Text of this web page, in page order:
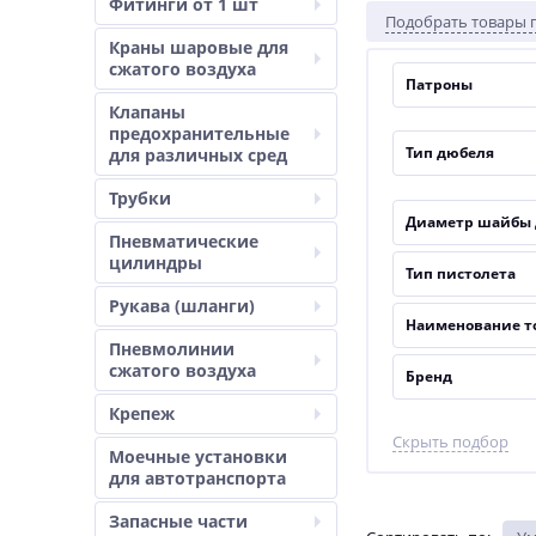
Краны шаровые для
сжатого воздуха
Клапаны
предохранительные
для различных сред
Трубки
Пневматические
цилиндры
Рукава (шланги)
Пневмолинии
сжатого воздуха
Крепеж
Моечные установки
для автотранспорта
Запасные части
Колоссальный
Гарантия
Сервисное
Конкурентные
Купите
Подобрать товары
Патроны
Тип дюбеля
Диаметр шайбы
Тип пистолета
Наименование
Бренд
Скрыть подбор